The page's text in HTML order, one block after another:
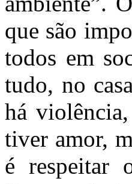
que são
todos em
tudo, no
há
tiver amor,
é respeitar